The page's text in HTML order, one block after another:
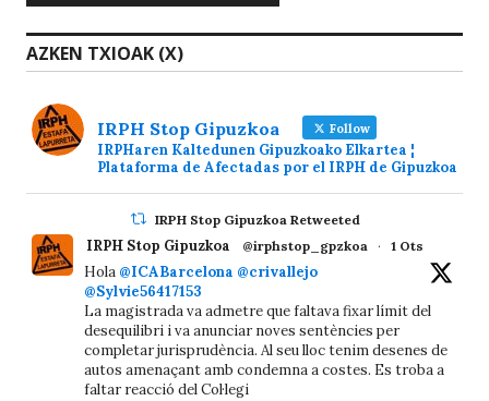
AZKEN TXIOAK (X)
IRPH Stop Gipuzkoa Follow
IRPHaren Kaltedunen Gipuzkoako Elkartea ¦
Plataforma de Afectadas por el IRPH de Gipuzkoa
IRPH Stop Gipuzkoa Retweeted
IRPH Stop Gipuzkoa @irphstop_gpzkoa · 1 Ots
Hola @ICABarcelona @crivallejo
@Sylvie56417153
La magistrada va admetre que faltava fixar límit del
desequilibri i va anunciar noves sentències per
completar jurisprudència. Al seu lloc tenim desenes de
autos amenaçant amb condemna a costes. Es troba a
faltar reacció del Col·legi